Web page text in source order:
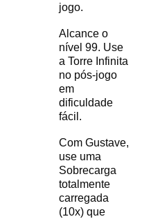
jogo.
Alcance o
nível 99. Use
a Torre Infinita
no pós-jogo
em
dificuldade
fácil.
Com Gustave,
use uma
Sobrecarga
totalmente
carregada
(10x) que